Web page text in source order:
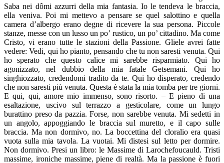
Saba nei dômi azzurri della mia fantasia. Io le tendeva le braccia,
ella veniva. Poi mi mettevo a pensare se quel salottino e quella
camera d’albergo erano degne di ricevere la sua persona. Piccole
stanze, messe con un lusso un po’ rustico, un po’ cittadino. Ma come
Cristo, vi erano tutte le stazioni della Passione. Gliele avrei fatte
vedere: Vedi, qui ho pianto, pensando che tu non saresti venuta. Qui
ho sperato che questo calice mi sarebbe risparmiato. Qui ho
agonizzato, nel dubbio della mia fatale Getsemani. Qui ho
singhiozzato, credendomi tradito da te. Qui ho disperato, credendo
che non saresti più venuta. Questa è stata la mia tomba per tre giorni.
E qui, qui, amore mio immenso, sono risorto. – E pieno di una
esaltazione, uscivo sul terrazzo a gesticolare, come un lungo
burattino preso da pazzia. Forse, non sarebbe venuta. Mi sedetti in
un angolo, appoggiando le braccia sul muretto, e il capo sulle
braccia. Ma non dormivo, no. La boccettina del cloralio era quasi
vuota sulla mia tavola. La vuotai. Mi distesi sul letto per dormire.
Non dormivo. Presi un libro: le Massime di Larochefoucauld. Tristi
massime, ironiche massime, piene di realtà. Ma la passione è fuori